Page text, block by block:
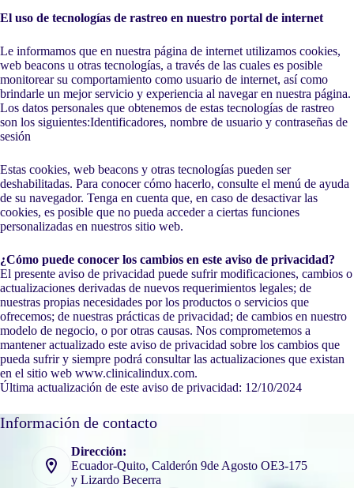
El uso de tecnologías de rastreo en nuestro portal de internet
Le informamos que en nuestra página de internet utilizamos cookies,
web beacons u otras tecnologías, a través de las cuales es posible
monitorear su comportamiento como usuario de internet, así como
brindarle un mejor servicio y experiencia al navegar en nuestra página.
Los datos personales que obtenemos de estas tecnologías de rastreo
son los siguientes:Identificadores, nombre de usuario y contraseñas de
sesión
Estas cookies, web beacons y otras tecnologías pueden ser
deshabilitadas. Para conocer cómo hacerlo, consulte el menú de ayuda
de su navegador. Tenga en cuenta que, en caso de desactivar las
cookies, es posible que no pueda acceder a ciertas funciones
personalizadas en nuestros sitio web.
¿Cómo puede conocer los cambios en este aviso de privacidad?
El presente aviso de privacidad puede sufrir modificaciones, cambios o
actualizaciones derivadas de nuevos requerimientos legales; de
nuestras propias necesidades por los productos o servicios que
ofrecemos; de nuestras prácticas de privacidad; de cambios en nuestro
modelo de negocio, o por otras causas. Nos comprometemos a
mantener actualizado este aviso de privacidad sobre los cambios que
pueda sufrir y siempre podrá consultar las actualizaciones que existan
en el sitio web www.clinicalindux.com.
Última actualización de este aviso de privacidad: 12/10/2024
Información de contacto
Dirección:
Ecuador-Quito, Calderón 9de Agosto OE3-175
y Lizardo Becerra